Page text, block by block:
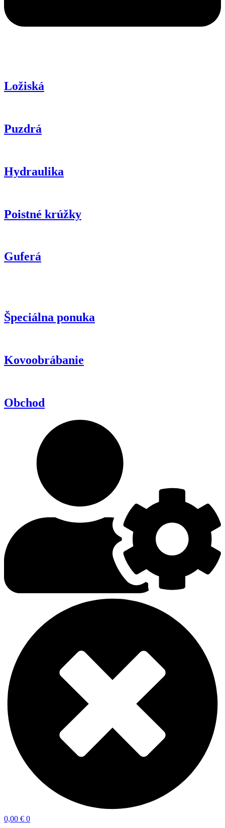
Ložiská
Puzdrá
Hydraulika
Poistné krúžky
Guferá
Špeciálna ponuka
Kovoobrábanie
Obchod
0,00 € 0